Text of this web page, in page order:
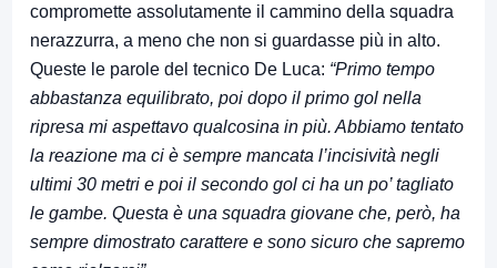
compromette assolutamente il cammino della squadra
nerazzurra, a meno che non si guardasse più in alto.
Queste le parole del tecnico De Luca: “Primo tempo
abbastanza equilibrato, poi dopo il primo gol nella
ripresa mi aspettavo qualcosina in più. Abbiamo tentato
la reazione ma ci è sempre mancata l’incisività negli
ultimi 30 metri e poi il secondo gol ci ha un po’ tagliato
le gambe. Questa è una squadra giovane che, però, ha
sempre dimostrato carattere e sono sicuro che sapremo